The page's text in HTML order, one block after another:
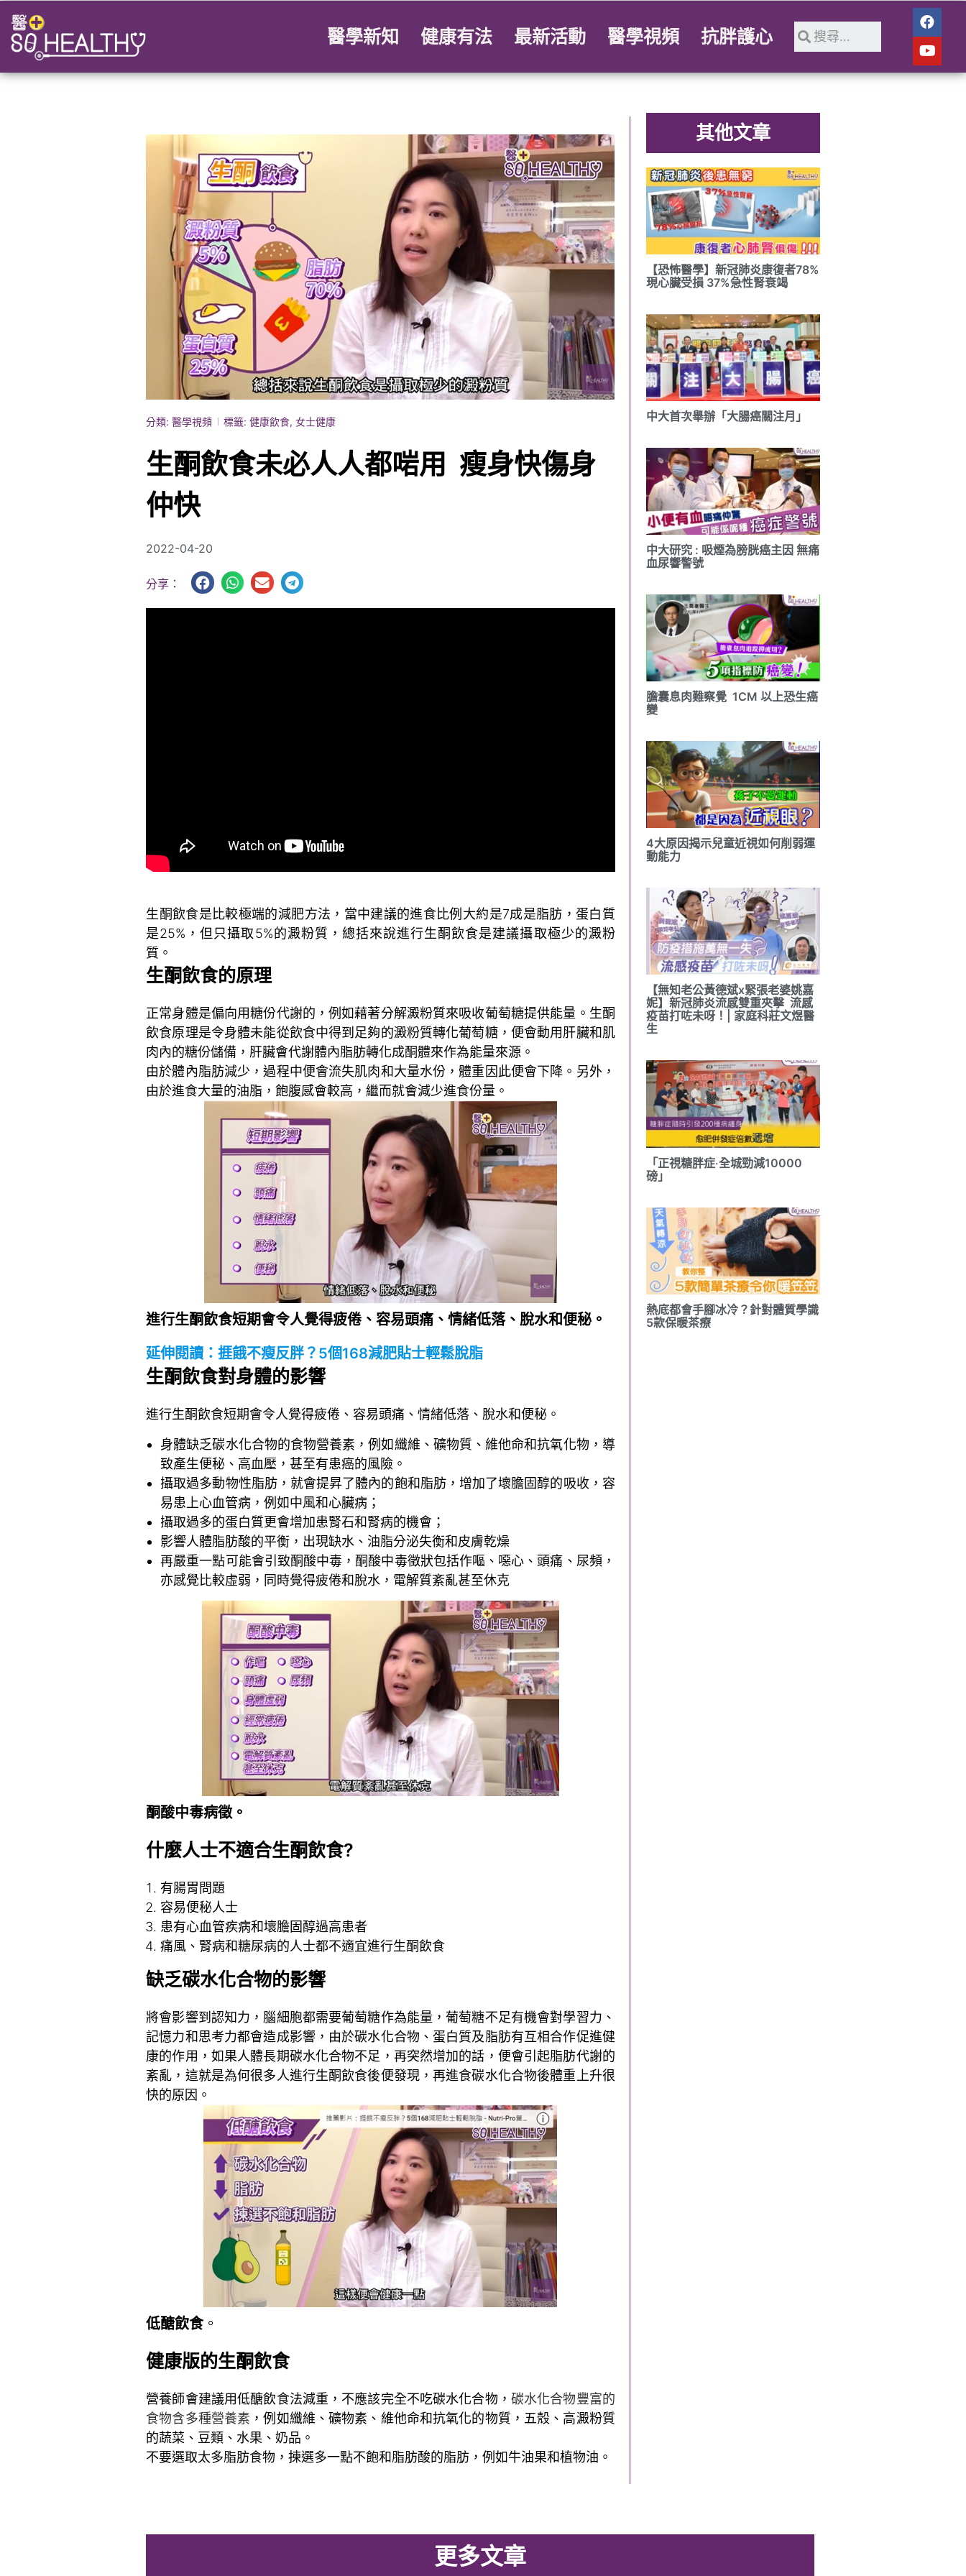
醫學新知 健康有法 最新活動 醫學視頻 抗胖護心
分類: 醫學視頻 標籤: 健康飲食,女士健康
生酮飲食未必人人都啱用 瘦身快傷身
仲快
2022-04-20
分享：
生酮飲食是比較極端的減肥方法，當中建議的進食比例大約是7成是脂肪，蛋白質
是25%，但只攝取5%的澱粉質，總括來說進行生酮飲食是建議攝取極少的澱粉
質。
生酮飲食的原理
正常身體是偏向用糖份代謝的，例如藉著分解澱粉質來吸收葡萄糖提供能量。生酮
飲食原理是令身體未能從飲食中得到足夠的澱粉質轉化葡萄糖，便會動用肝臟和肌
肉內的糖份儲備，肝臟會代謝體內脂肪轉化成酮體來作為能量來源。
由於體內脂肪減少，過程中便會流失肌肉和大量水份，體重因此便會下降。另外，
由於進食大量的油脂，飽腹感會較高，繼而就會減少進食份量。
進行生酮飲食短期會令人覺得疲倦、容易頭痛、情緒低落、脫水和便秘。
延伸閱讀：捱餓不瘦反胖？5個168減肥貼士輕鬆脫脂
生酮飲食對身體的影響
進行生酮飲食短期會令人覺得疲倦、容易頭痛、情緒低落、脫水和便秘。
身體缺乏碳水化合物的食物營養素，例如纖維、礦物質、維他命和抗氧化物，導
致產生便秘、高血壓，甚至有患癌的風險。
攝取過多動物性脂肪，就會提昇了體內的飽和脂肪，增加了壞膽固醇的吸收，容
易患上心血管病，例如中風和心臟病；
攝取過多的蛋白質更會增加患腎石和腎病的機會；
影響人體脂肪酸的平衡，出現缺水、油脂分泌失衡和皮膚乾燥
再嚴重一點可能會引致酮酸中毒，酮酸中毒徵狀包括作嘔、噁心、頭痛、尿頻，
亦感覺比較虛弱，同時覺得疲倦和脫水，電解質紊亂甚至休克
酮酸中毒病徵。
什麼人士不適合生酮飲食?
有腸胃問題
容易便秘人士
患有心血管疾病和壞膽固醇過高患者
痛風、腎病和糖尿病的人士都不適宜進行生酮飲食
缺乏碳水化合物的影響
將會影響到認知力，腦細胞都需要葡萄糖作為能量，葡萄糖不足有機會對學習力、
記憶力和思考力都會造成影響，由於碳水化合物、蛋白質及脂肪有互相合作促進健
康的作用，如果人體長期碳水化合物不足，再突然增加的話，便會引起脂肪代謝的
紊亂，這就是為何很多人進行生酮飲食後便發現，再進食碳水化合物後體重上升很
快的原因。
低醣飲食。
健康版的生酮飲食
營養師會建議用低醣飲食法減重，不應該完全不吃碳水化合物， 碳水化合物豐富的
食物含多種營養素 ，例如纖維、礦物素、維他命和抗氧化的物質，五殼、高澱粉質
的蔬菜、豆類、水果、奶品。
不要選取太多脂肪食物，揀選多一點不飽和脂肪酸的脂肪，例如牛油果和植物油。
其他文章
【恐怖醫學】新冠肺炎康復者78%
現心臟受損 37%急性腎衰竭
中大首次舉辦「大腸癌關注月」
中大研究 : 吸煙為膀胱癌主因 無痛
血尿響警號
膽囊息肉難察覺 1CM 以上恐生癌
變
4大原因揭示兒童近視如何削弱運
動能力
【無知老公黃德斌x緊張老婆姚嘉
妮】新冠肺炎流感雙重夾擊 流感
疫苗打咗未呀！| 家庭科莊文煜醫
生
「正視糖胖症‧全城勁減10000
磅」
熱底都會手腳冰冷？針對體質學識
5款保暖茶療
更多文章